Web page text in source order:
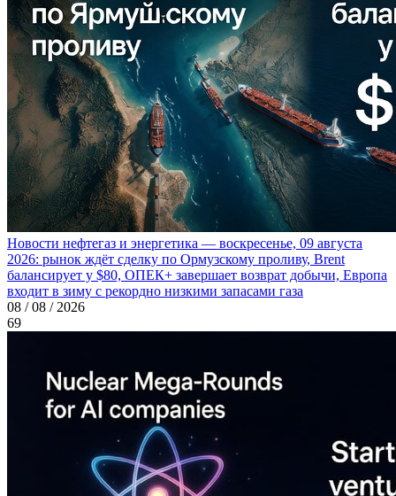
Новости нефтегаз и энергетика — воскресенье, 09 августа
2026: рынок ждёт сделку по Ормузскому проливу, Brent
балансирует у $80, ОПЕК+ завершает возврат добычи, Европа
входит в зиму с рекордно низкими запасами газа
08 / 08 / 2026
69